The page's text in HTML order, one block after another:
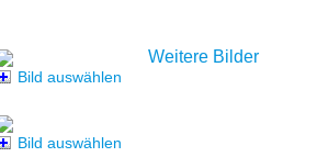
Bild auswählen
Bild auswählen
Weitere Bilder